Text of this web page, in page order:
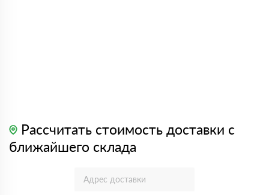
Рассчитать стоимость доставки с
ближайшего склада